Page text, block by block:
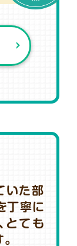
いた部
丁寧に
とても